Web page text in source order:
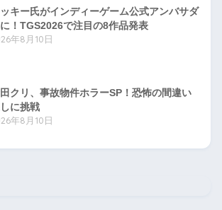
キー氏がインディーゲーム公式アンバサダ
！TGS2026で注目の8作品発表
年8月10日
クリ、事故物件ホラーSP！恐怖の間違い
に挑戦
年8月10日